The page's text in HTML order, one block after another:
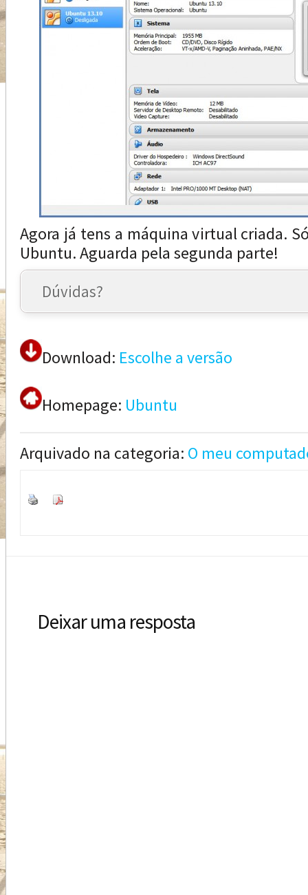
Agora já tens a máquina virtual criada.
Ubuntu. Aguarda pela segunda parte!
Dúvidas?
Download: Escolhe a versão
Homepage: Ubuntu
Arquivado na categoria: O meu
Deixar uma resposta